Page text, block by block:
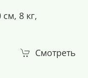
8 кг,
Смотреть